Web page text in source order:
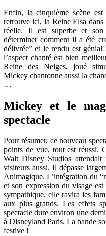
Enfin, la cinquième scène
retrouve ici, la Reine Elsa
réelle. Il est superbe et son
déterminer comment il a été
délivrée” et le rendu est
l’aspect chanté est bien
Reine des Neiges, joué
Mickey chantonne aussi la
…
Mickey et le
spectacle
Pour résumer, ce nouveau
points de vue, tout est réussi.
Walt Disney Studios
visiteurs aussi. Il dépasse
Animagique. L’intégration du
et son expression du visage
sympathique, elle ravira les
aux plus grands. Les effets
spectacle dure environ une
à Disneyland Paris. La bande
festive !